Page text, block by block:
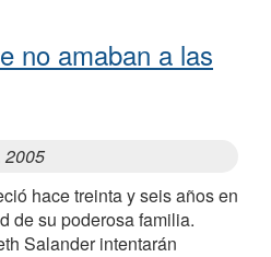
no amaban a las
2005
hace treinta y seis años en
de su poderosa familia.
Salander intentarán